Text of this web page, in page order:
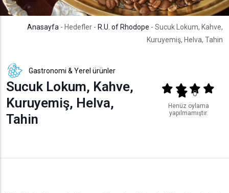
Anasayfa - Hedefler - R.U. of Rhodope - Sucuk Lokum, Kahve,
Kuruyemiş, Helva, Tahin
Gastronomi & Yerel ürünler
Sucuk Lokum, Kahve,
Kuruyemiş, Helva,
Tahin
Output format
(star)(star)(star)
(star)
0
Henüz oylama
yapılmamıştır.